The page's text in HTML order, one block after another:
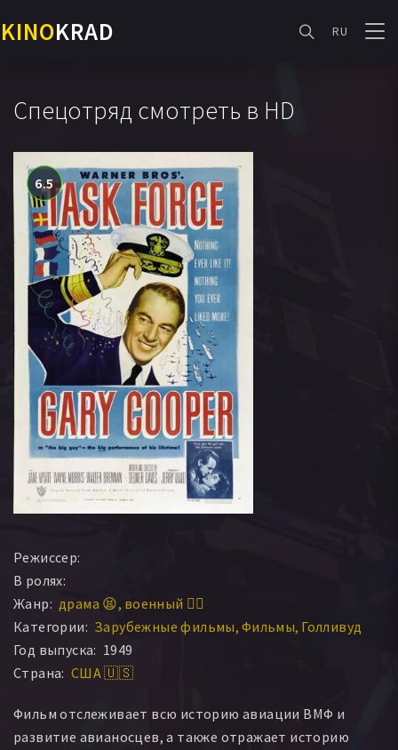
KINOKRAD RU
Спецотряд смотреть в HD
6.5
Режиссер:
В ролях:
Жанр: драма 😫 военный 👨‍✈️
Категории: Зарубежные фильмы Фильмы Голливуд
Год выпуска: 1949
Страна: США 🇺🇸
Фильм отслеживает всю историю авиации ВМФ и
развитие авианосцев, а также отражает историю